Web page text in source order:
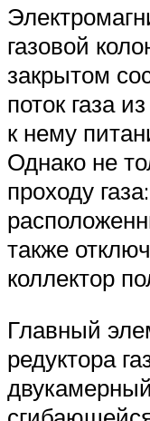
газовой
закрытом
поток газа
к нему
Однако не
проходу
также
коллектор
Главный
редуктора